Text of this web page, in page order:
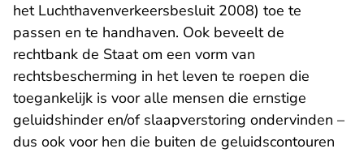
het Luchthavenverkeersbesluit 2008) toe te
passen en te handhaven. Ook beveelt de
rechtbank de Staat om een vorm van
rechtsbescherming in het leven te roepen die
toegankelijk is voor alle mensen die ernstige
geluidshinder en/of slaapverstoring ondervinden –
dus ook voor hen die buiten de geluidscontouren